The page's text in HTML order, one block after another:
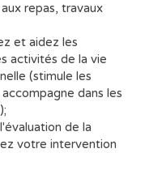
repas, travaux
et aidez les
activités de la vie
(stimule les
dans les
de la
votre intervention